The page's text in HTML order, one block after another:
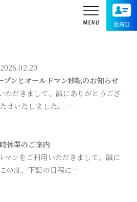
2026.02.20
プンとオールドマン移転のお知らせ
ただきまして、誠にありがとうござ
せいたしました。 …
休業のご案内
マンをご利用いただきまして、誠に
の度、下記の日程に…